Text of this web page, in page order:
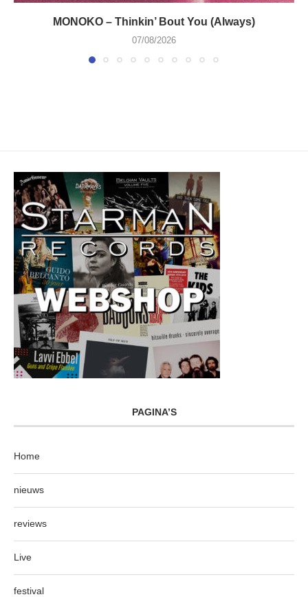
MONOKO – Thinkin’ Bout You (Always)
07/08/2026
PAGINA’S
Home
nieuws
reviews
Live
festival